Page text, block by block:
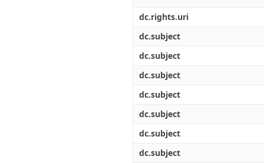
dc.rights.uri
dc.subject
dc.subject
dc.subject
dc.subject
dc.subject
dc.subject
dc.subject